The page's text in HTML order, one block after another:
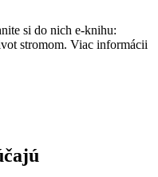
si do nich e-knihu:
stromom. Viac informácii